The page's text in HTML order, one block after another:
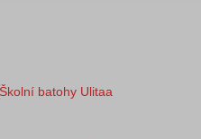
Školní batohy Ulitaa